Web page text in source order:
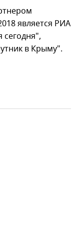
является РИА
в Крыму".